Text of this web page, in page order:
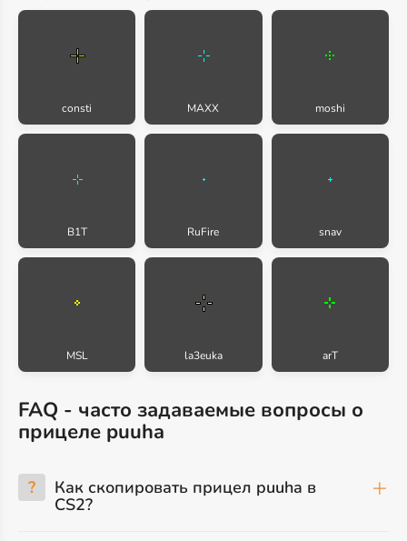
consti MAXX moshi
B1T RuFire snav
MSL la3euka arT
FAQ - часто задаваемые вопросы о
прицеле puuha
? Как скопировать прицел puuha в
CS2?